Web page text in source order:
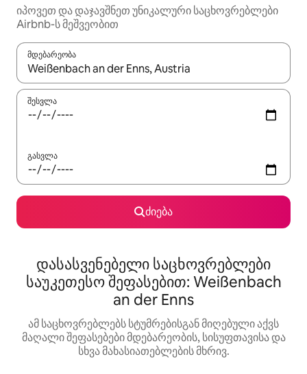
იპოვეთ და დაჯავშნეთ უნიკალური საცხოვრებლები
Airbnb-ს მეშვეობით
მდებარეობა
როცა შედეგები ხელმისაწვდომი გახდება, ნავიგაციისთვის
შესვლა
გასვლა
ძიება
დასასვენებელი საცხოვრებლები
საუკეთესო შეფასებით: Weißenbach
an der Enns
ამ საცხოვრებლებს სტუმრებისგან მიღებული აქვს
მაღალი შეფასებები მდებარეობის, სისუფთავისა და
სხვა მახასიათებლების მხრივ.